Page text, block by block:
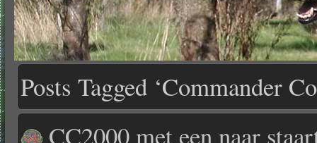
Posts Tagged ‘Commander
CC2000 met een naar